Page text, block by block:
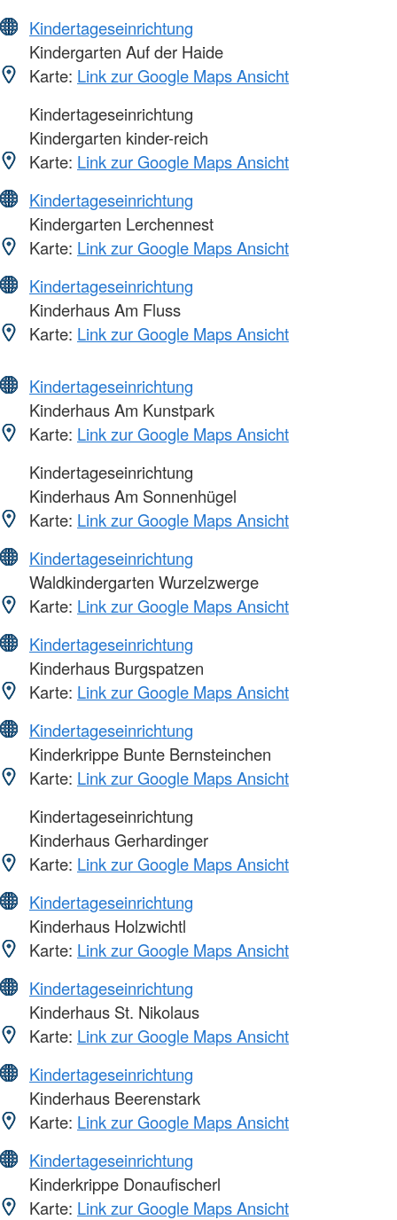
Kindertageseinrichtung
Kindergarten Auf der Haide
Karte: Link zur Google Maps Ansicht
Kindertageseinrichtung
Kindergarten kinder-reich
Karte: Link zur Google Maps Ansicht
Kindertageseinrichtung
Kindergarten Lerchennest
Karte: Link zur Google Maps Ansicht
Kindertageseinrichtung
Kinderhaus Am Fluss
Karte: Link zur Google Maps Ansicht
Kindertageseinrichtung
Kinderhaus Am Kunstpark
Karte: Link zur Google Maps Ansicht
Kindertageseinrichtung
Kinderhaus Am Sonnenhügel
Karte: Link zur Google Maps Ansicht
Kindertageseinrichtung
Waldkindergarten Wurzelzwerge
Karte: Link zur Google Maps Ansicht
Kindertageseinrichtung
Kinderhaus Burgspatzen
Karte: Link zur Google Maps Ansicht
Kindertageseinrichtung
Kinderkrippe Bunte Bernsteinchen
Karte: Link zur Google Maps Ansicht
Kindertageseinrichtung
Kinderhaus Gerhardinger
Karte: Link zur Google Maps Ansicht
Kindertageseinrichtung
Kinderhaus Holzwichtl
Karte: Link zur Google Maps Ansicht
Kindertageseinrichtung
Kinderhaus St. Nikolaus
Karte: Link zur Google Maps Ansicht
Kindertageseinrichtung
Kinderhaus Beerenstark
Karte: Link zur Google Maps Ansicht
Kindertageseinrichtung
Kinderkrippe Donaufischerl
Karte: Link zur Google Maps Ansicht